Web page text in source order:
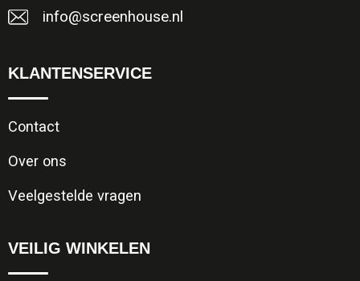
info@screenhouse.nl
KLANTENSERVICE
Contact
Over ons
Veelgestelde vragen
VEILIG WINKELEN